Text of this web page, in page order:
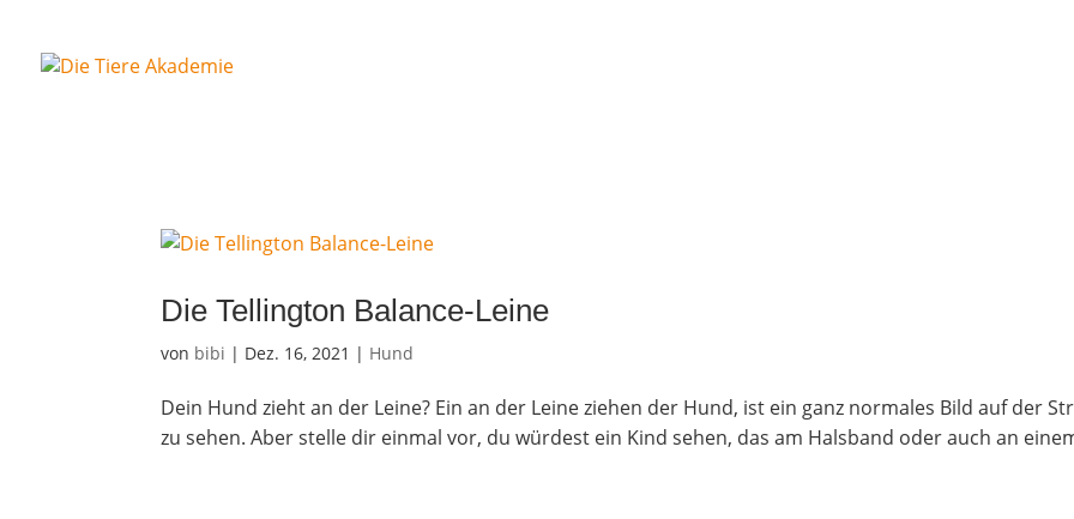
Die Tel­ling­ton Balance-Leine
von bibi | Dez. 16, 2021 | Hund
Dein Hund zieht an der Leine? Ein an der Lei­ne zie­hen der Hund, ist ein ganz nor­ma­les Bild auf der
zu sehen. Aber stel­le dir ein­mal vor, du wür­dest ein Kind sehen, das am Hals­band oder auch an